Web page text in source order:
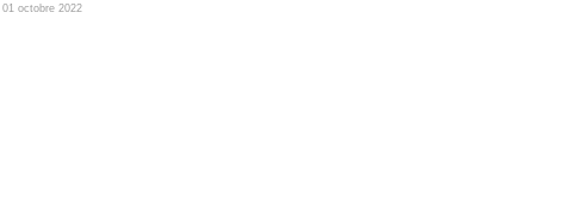
01 octobre 2022